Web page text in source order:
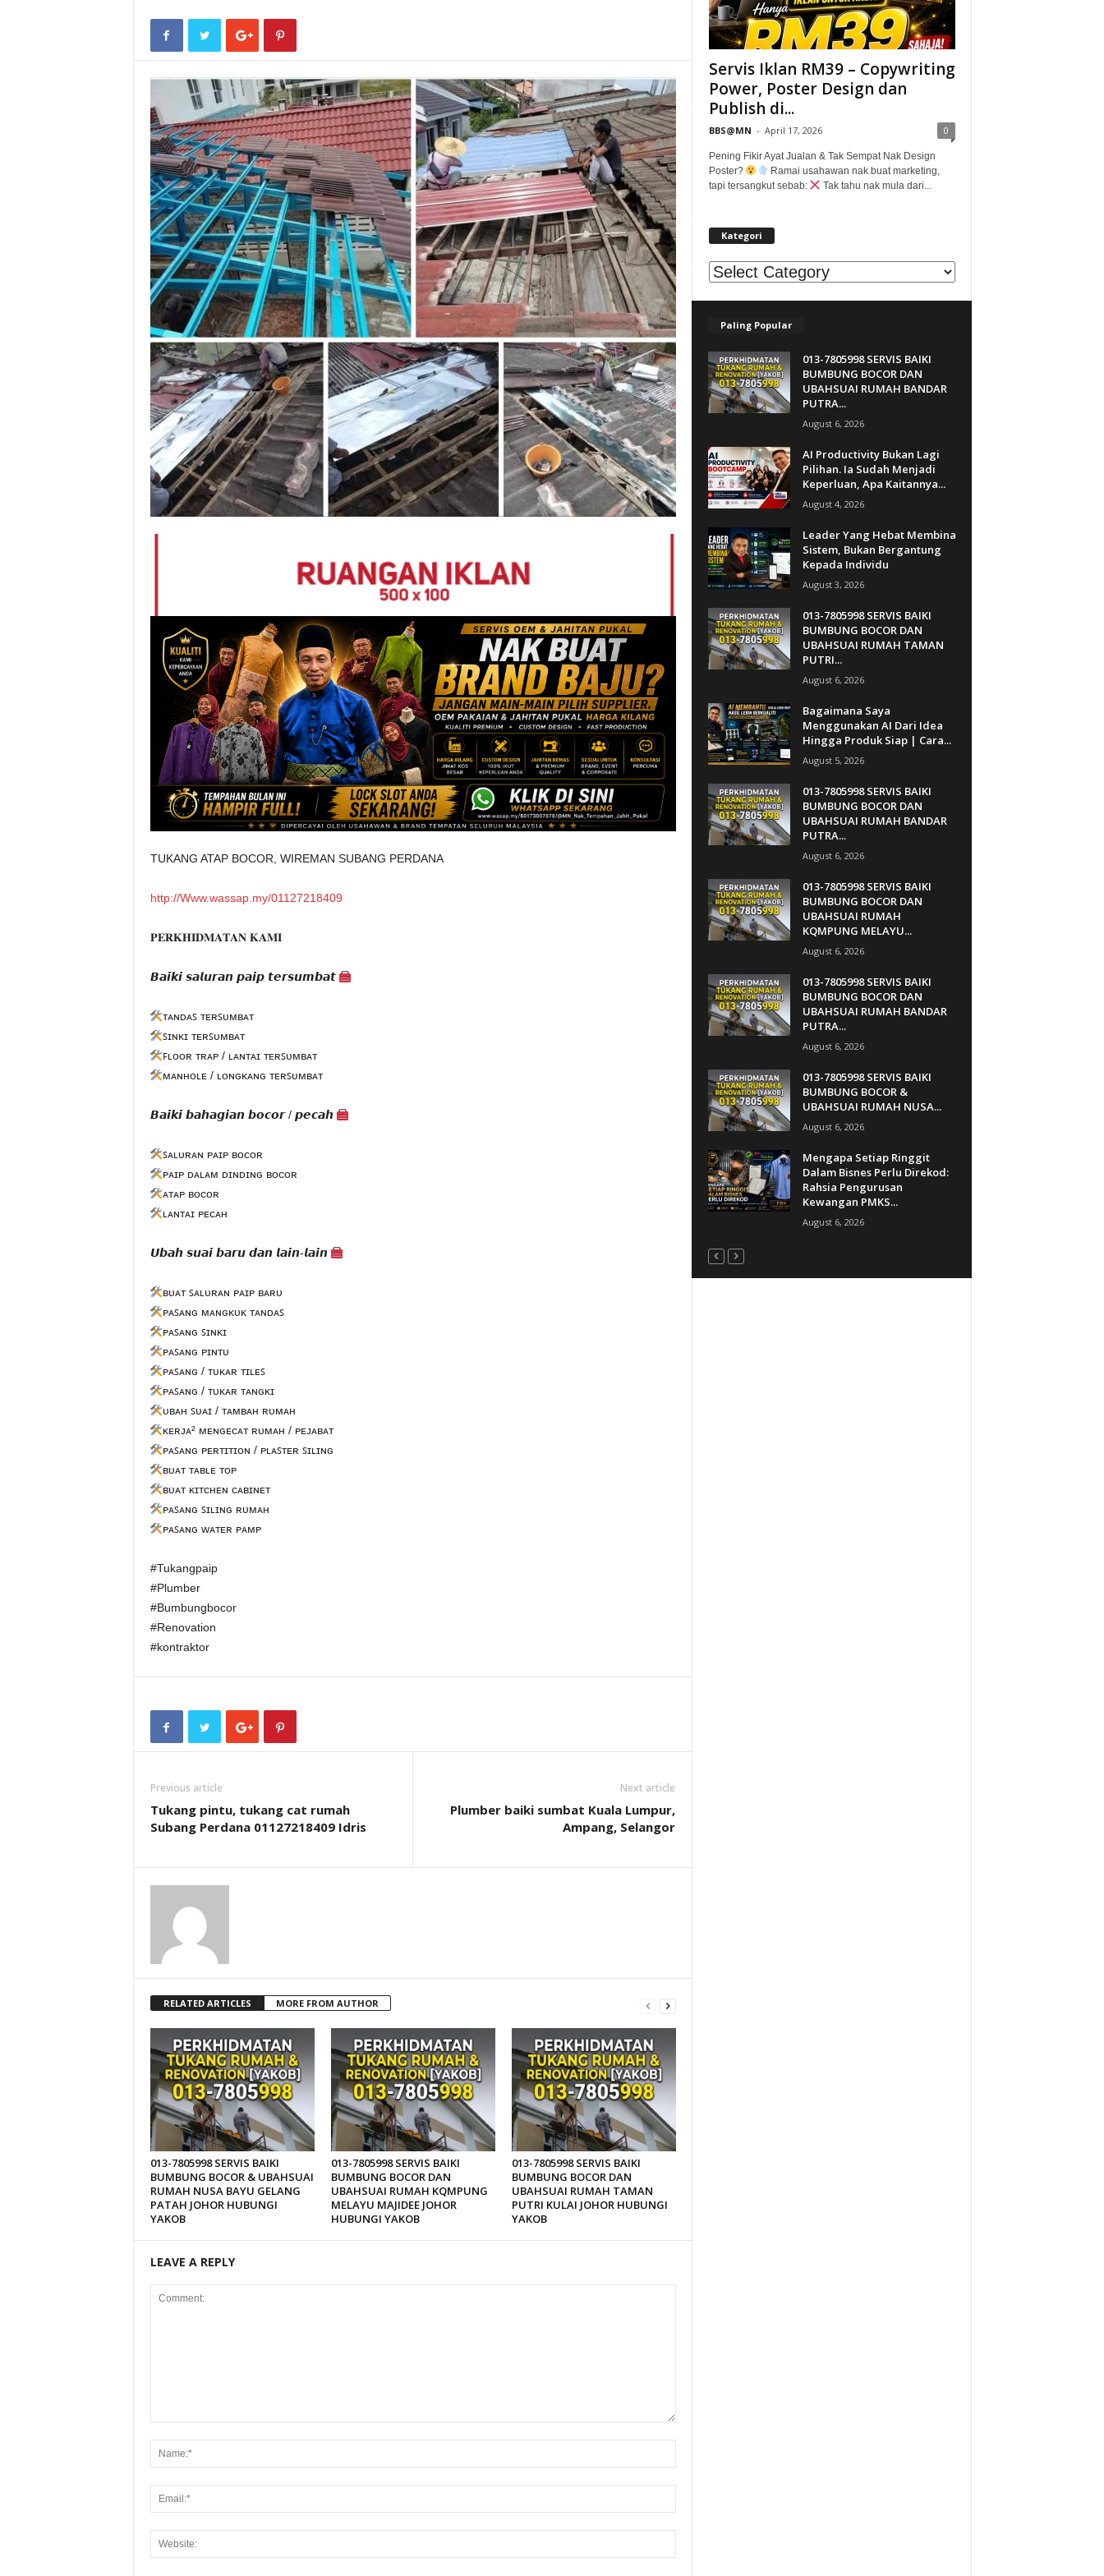
TUKANG ATAP BOCOR, WIREMAN SUBANG PERDANA
http://Www.wassap.my/01127218409
𝐏𝐄𝐑𝐊𝐇𝐈𝐃𝐌𝐀𝐓𝐀𝐍 𝐊𝐀𝐌𝐈
𝘽𝙖𝙞𝙠𝙞 𝙨𝙖𝙡𝙪𝙧𝙖𝙣 𝙥𝙖𝙞𝙥 𝙩𝙚𝙧𝙨𝙪𝙢𝙗𝙖𝙩
ᴛᴀɴᴅᴀꜱ ᴛᴇʀꜱᴜᴍʙᴀᴛ
ꜱɪɴᴋɪ ᴛᴇʀꜱᴜᴍʙᴀᴛ
ꜰʟᴏᴏʀ ᴛʀᴀᴘ / ʟᴀɴᴛᴀɪ ᴛᴇʀꜱᴜᴍʙᴀᴛ
ᴍᴀɴʜᴏʟᴇ / ʟᴏɴɢᴋᴀɴɢ ᴛᴇʀꜱᴜᴍʙᴀᴛ
𝘽𝙖𝙞𝙠𝙞 𝙗𝙖𝙝𝙖𝙜𝙞𝙖𝙣 𝙗𝙤𝙘𝙤𝙧 / 𝙥𝙚𝙘𝙖𝙝
ꜱᴀʟᴜʀᴀɴ ᴘᴀɪᴘ ʙᴏᴄᴏʀ
ᴘᴀɪᴘ ᴅᴀʟᴀᴍ ᴅɪɴᴅɪɴɢ ʙᴏᴄᴏʀ
ᴀᴛᴀᴘ ʙᴏᴄᴏʀ
ʟᴀɴᴛᴀɪ ᴘᴇᴄᴀʜ
𝙐𝙗𝙖𝙝 𝙨𝙪𝙖𝙞 𝙗𝙖𝙧𝙪 𝙙𝙖𝙣 𝙡𝙖𝙞𝙣-𝙡𝙖𝙞𝙣
ʙᴜᴀᴛ ꜱᴀʟᴜʀᴀɴ ᴘᴀɪᴘ ʙᴀʀᴜ
ᴘᴀꜱᴀɴɢ ᴍᴀɴɢᴋᴜᴋ ᴛᴀɴᴅᴀꜱ
ᴘᴀꜱᴀɴɢ ꜱɪɴᴋɪ
ᴘᴀꜱᴀɴɢ ᴘɪɴᴛᴜ
ᴘᴀꜱᴀɴɢ / ᴛᴜᴋᴀʀ ᴛɪʟᴇꜱ
ᴘᴀꜱᴀɴɢ / ᴛᴜᴋᴀʀ ᴛᴀɴɢᴋɪ
ᴜʙᴀʜ ꜱᴜᴀɪ / ᴛᴀᴍʙᴀʜ ʀᴜᴍᴀʜ
ᴋᴇʀᴊᴀ² ᴍᴇɴɢᴇᴄᴀᴛ ʀᴜᴍᴀʜ / ᴘᴇᴊᴀʙᴀᴛ
ᴘᴀꜱᴀɴɢ ᴘᴇʀᴛɪᴛɪᴏɴ / ᴘʟᴀꜱᴛᴇʀ ꜱɪʟɪɴɢ
ʙᴜᴀᴛ ᴛᴀʙʟᴇ ᴛᴏᴘ
ʙᴜᴀᴛ ᴋɪᴛᴄʜᴇɴ ᴄᴀʙɪɴᴇᴛ
ᴘᴀꜱᴀɴɢ ꜱɪʟɪɴɢ ʀᴜᴍᴀʜ
ᴘᴀꜱᴀɴɢ ᴡᴀᴛᴇʀ ᴘᴀᴍᴘ
#Tukangpaip
#Plumber
#Bumbungbocor
#Renovation
#kontraktor
Previous article
Tukang pintu, tukang cat rumah
Subang Perdana 01127218409 Idris
Next article
Plumber baiki sumbat Kuala Lumpur,
Ampang, Selangor
RELATED ARTICLES MORE FROM AUTHOR
013-7805998 SERVIS BAIKI
BUMBUNG BOCOR & UBAHSUAI
RUMAH NUSA BAYU GELANG
PATAH JOHOR HUBUNGI
YAKOB
013-7805998 SERVIS BAIKI
BUMBUNG BOCOR DAN
UBAHSUAI RUMAH KQMPUNG
MELAYU MAJIDEE JOHOR
HUBUNGI YAKOB
013-7805998 SERVIS BAIKI
BUMBUNG BOCOR DAN
UBAHSUAI RUMAH TAMAN
PUTRI KULAI JOHOR HUBUNGI
YAKOB
LEAVE A REPLY
Servis Iklan RM39 – Copywriting
Power, Poster Design dan
Publish di...
BBS@MN - April 17, 2026 0
Pening Fikir Ayat Jualan & Tak Sempat Nak Design
Poster?
Ramai usahawan nak buat marketing,
tapi tersangkut sebab:
Tak tahu nak mula dari...
Kategori
Kategori
Paling Popular
013-7805998 SERVIS BAIKI
BUMBUNG BOCOR DAN
UBAHSUAI RUMAH BANDAR
PUTRA...
August 6, 2026
AI Productivity Bukan Lagi
Pilihan. Ia Sudah Menjadi
Keperluan, Apa Kaitannya...
August 4, 2026
Leader Yang Hebat Membina
Sistem, Bukan Bergantung
Kepada Individu
August 3, 2026
013-7805998 SERVIS BAIKI
BUMBUNG BOCOR DAN
UBAHSUAI RUMAH TAMAN
PUTRI...
August 6, 2026
Bagaimana Saya
Menggunakan AI Dari Idea
Hingga Produk Siap | Cara...
August 5, 2026
013-7805998 SERVIS BAIKI
BUMBUNG BOCOR DAN
UBAHSUAI RUMAH BANDAR
PUTRA...
August 6, 2026
013-7805998 SERVIS BAIKI
BUMBUNG BOCOR DAN
UBAHSUAI RUMAH
KQMPUNG MELAYU...
August 6, 2026
013-7805998 SERVIS BAIKI
BUMBUNG BOCOR DAN
UBAHSUAI RUMAH BANDAR
PUTRA...
August 6, 2026
013-7805998 SERVIS BAIKI
BUMBUNG BOCOR &
UBAHSUAI RUMAH NUSA...
August 6, 2026
Mengapa Setiap Ringgit
Dalam Bisnes Perlu Direkod:
Rahsia Pengurusan
Kewangan PMKS...
August 6, 2026